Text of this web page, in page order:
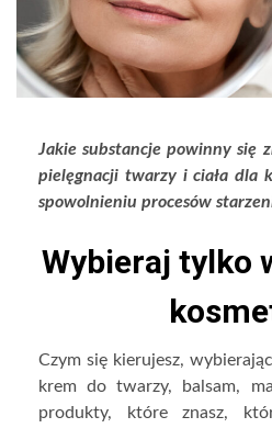
Jakie substancje powinny się
pielęgnacji twarzy i ciała dla
spowolnieniu procesów
Wybieraj tylko
Czym się kierujesz,
krem do twarzy, balsam,
produkty, które znasz,